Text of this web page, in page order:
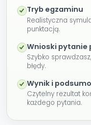
Tryb egzaminu
Realistyczna
punktacją.
Wnioski pytanie
Szybko
błędy.
Wynik i
Czytelny rezultat
każdego pytania.